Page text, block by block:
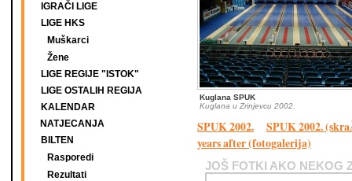
IGRAČI LIGE
LIGE HKS
Muškarci
Žene
LIGE REGIJE "ISTOK"
LIGE OSTALIH REGIJA
KALENDAR
NATJECANJA
BILTEN
Rasporedi
Rezultati
Kuglana SPUK
Kuglana u Zrinjevcu 2002.
SPUK 2002.
SPUK 2002.
years after (fotogalerija)
JOŠ FOTKI AKO NEKOG